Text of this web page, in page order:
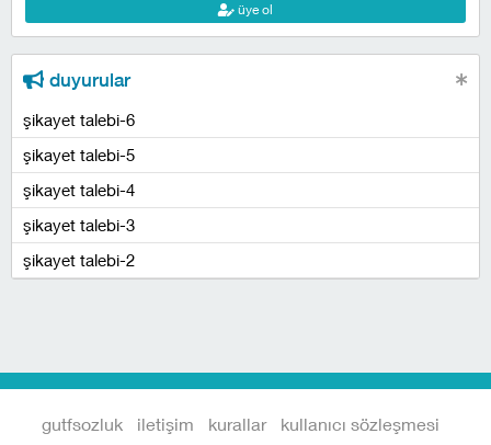
üye ol
duyurular
şikayet talebi-6
şikayet talebi-5
şikayet talebi-4
şikayet talebi-3
şikayet talebi-2
gutfsozluk iletişim kurallar kullanıcı sözleşmesi